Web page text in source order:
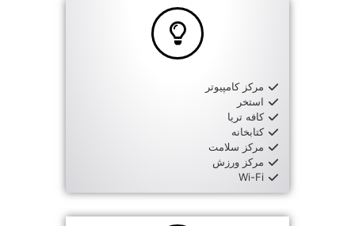
مرکز کامپیوتر
استخر
کافه تریا
کتابخانه
مرکز سلامت
مرکز ورزش
Wi-Fi